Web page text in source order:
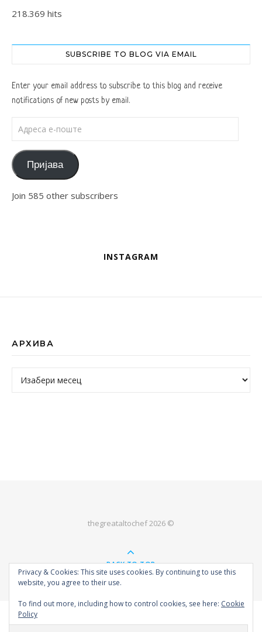
218.369 hits
SUBSCRIBE TO BLOG VIA EMAIL
Enter your email address to subscribe to this blog and receive
notifications of new posts by email.
Пријава
Join 585 other subscribers
INSTAGRAM
АРХИВА
Архива
thegreataltochef 2026 ©
BACK TO TOP
Privacy & Cookies: This site uses cookies. By continuing to use this
website, you agree to their use.
To find out more, including how to control cookies, see here: Cookie
Policy